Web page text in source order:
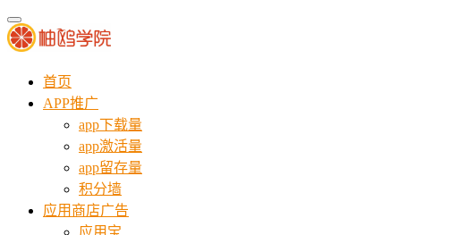
首页
APP推广
app下载量
app激活量
app留存量
积分墙
应用商店广告
应用宝